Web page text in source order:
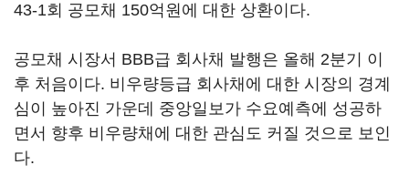
43-1회 공모채 150억원에 대한 상환이다.
공모채 시장서 BBB급 회사채 발행은 올해 2분기 이
후 처음이다. 비우량등급 회사채에 대한 시장의 경계
심이 높아진 가운데 중앙일보가 수요예측에 성공하
면서 향후 비우량채에 대한 관심도 커질 것으로 보인
다.